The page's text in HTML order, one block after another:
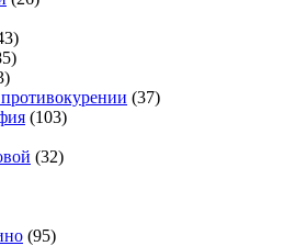
(37)
(103)
(32)
(95)